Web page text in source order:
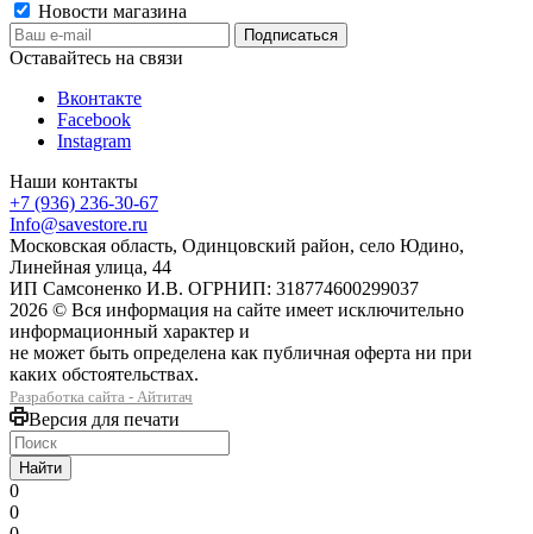
Новости магазина
Оставайтесь на связи
Вконтакте
Facebook
Instagram
Наши контакты
+7 (936) 236-30-67
Info@savestore.ru
Московская область, Одинцовский район, село Юдино,
Линейная улица, 44
ИП Самсоненко И.В. ОГРНИП: 318774600299037
2026 © Вся информация на сайте имеет исключительно
информационный характер и
не может быть определена как публичная оферта ни при
каких обстоятельствах.
Разработка сайта - Айтитач
Версия для печати
Найти
0
0